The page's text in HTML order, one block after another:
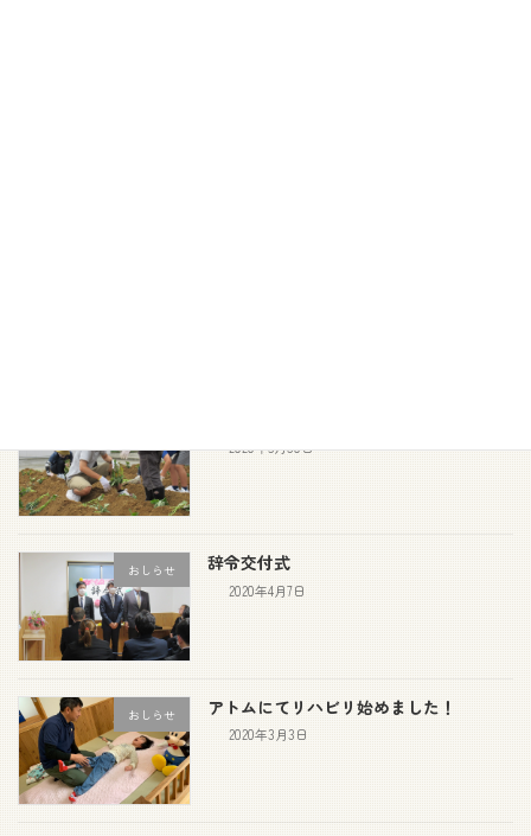
2020年5月30日
おしらせ 辞令交付式
2020年4月7日
おしらせ アトムにてリハビリ始めました！
2020年3月3日